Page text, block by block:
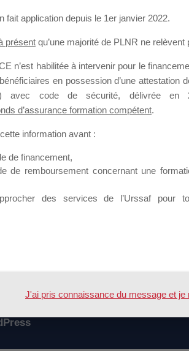
répondre à l’Appel à Propositions
est possible de laisser un message ou
ce groupe
L'ENREGISTREMENT ET
fait application depuis le 1er janvier 2022.
présent qu’une majorité de PLNR ne relèvent
n’est habilitée à intervenir pour le
en possession d’une attestation
avec code de sécurité, délivrée en
d’assurance formation compétent.
information avant :
de financement,
de remboursement concernant une
des services de l’Urssaf pour
J'ai pris connaissance du message et je